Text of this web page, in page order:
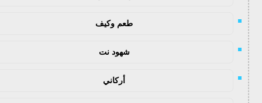
طعم وكيف
شهود نت
أركاني